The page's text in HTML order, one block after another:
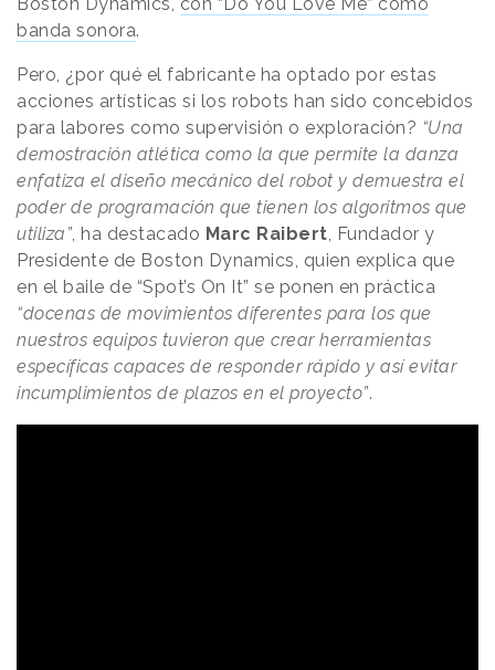
banda sonora.
Pero, ¿por qué el fabricante ha optado por estas
acciones artísticas si los robots han sido concebidos
para labores como supervisión o exploración? “Una
demostración atlética como la que permite la danza
enfatiza el diseño mecánico del robot y demuestra el
poder de programación que tienen los algoritmos que
utiliza”, ha destacado Marc Raibert, Fundador y
Presidente de Boston Dynamics, quien explica que
en el baile de “Spot’s On It” se ponen en práctica
“docenas de movimientos diferentes para los que
nuestros equipos tuvieron que crear herramientas
específicas capaces de responder rápido y así evitar
incumplimientos de plazos en el proyecto”.